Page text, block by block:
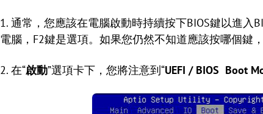
1. 通常，您應該在電腦啟動時持續按下BIOS鍵以進
電腦，F2鍵是選項。如果您仍然不知道應該按哪個鍵
2. 在“啟動”選項卡下，您將注意到“UEFI / BIOS Boot